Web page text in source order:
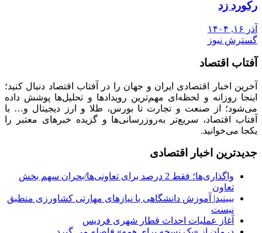
رکورد زد
آذر ۱۶, ۱۴۰۴
گسترش نیوز
آفتاب اقتصاد
آخرین اخبار اقتصادی ایران و جهان را در آفتاب اقتصاد دنبال کنید؛
اینجا روزانه و لحظه‌ای مهم‌ترین رویدادها و تحلیل‌ها پوشش داده
می‌شود؛ از صنعت و تجارت تا بورس، طلا و ارز دیجیتال و… با
آفتاب اقتصاد، سریع‌تر به‌روزرسانی‌ها و گزیده خبرهای معتبر را
یکجا می‌خوانید.
جدیدترین اخبار اقتصادی
واگذاری‌ها؛ فقط 2 درصد برای تعاونی‌ها/بحران سهم بخش
تعاون
ببینید| آموزش دانشگاهی با نیازهای مهارتی کشاورزی منطبق
نیست
آغاز عملیات احداث قطار شهری فردیس